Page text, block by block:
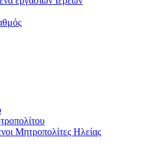
Μητροπολίτες Ηλείας